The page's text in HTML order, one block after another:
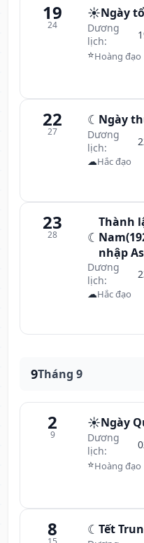
19
24
☀️Ngày
Dương
lịch:
⭐Hoàng đạo
22
27
☾ Ngày
Dương
lịch:
☁Hắc đạo
23
28 ☾
Thành
nhập
Dương
lịch:
☁Hắc đạo
9Tháng 9
2
9
☀️Ngày
Dương
lịch:
⭐Hoàng đạo
8 ☾ Tết